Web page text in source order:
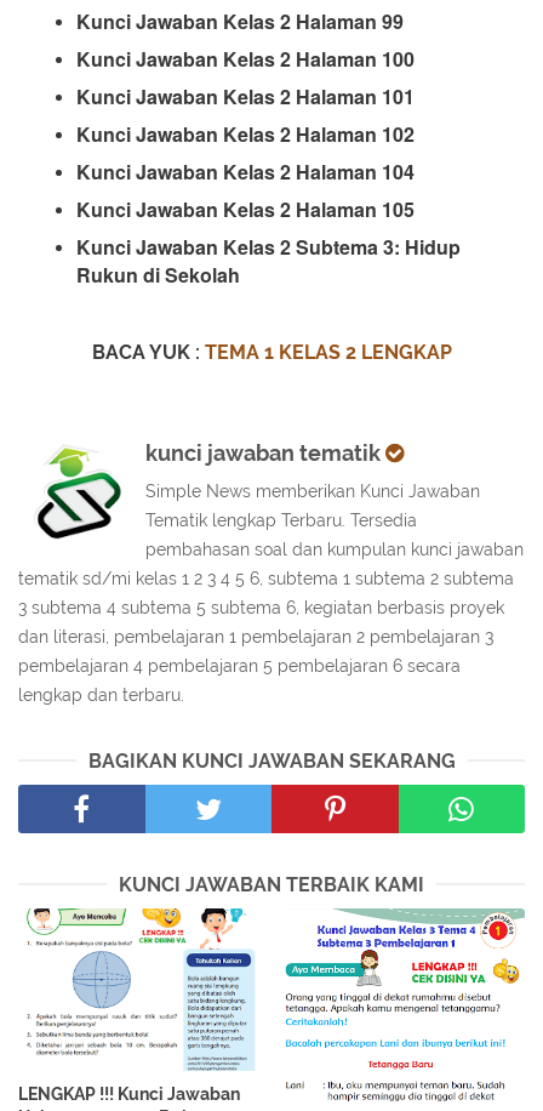
Kunci Jawaban Kelas 2 Halaman 99
Kunci Jawaban Kelas 2 Halaman 100
Kunci Jawaban Kelas 2 Halaman 101
Kunci Jawaban Kelas 2 Halaman 102
Kunci Jawaban Kelas 2 Halaman 104
Kunci Jawaban Kelas 2 Halaman 105
Kunci Jawaban Kelas 2Subtema 3: Hidup
Rukun di Sekolah
BACA YUK : TEMA 1 KELAS 2 LENGKAP
kunci jawaban tematik
Simple News memberikan Kunci Jawaban
Tematik lengkap Terbaru. Tersedia
pembahasan soal dan kumpulan kunci jawaban
tematik sd/mi kelas 1 2 3 4 5 6, subtema 1 subtema 2 subtema
3 subtema 4 subtema 5 subtema 6, kegiatan berbasis proyek
dan literasi, pembelajaran 1 pembelajaran 2 pembelajaran 3
pembelajaran 4 pembelajaran 5 pembelajaran 6 secara
lengkap dan terbaru.
BAGIKAN KUNCI JAWABAN SEKARANG
KUNCI JAWABAN TERBAIK KAMI
LENGKAP !!! Kunci Jawaban